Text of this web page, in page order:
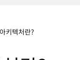
키텍처란?